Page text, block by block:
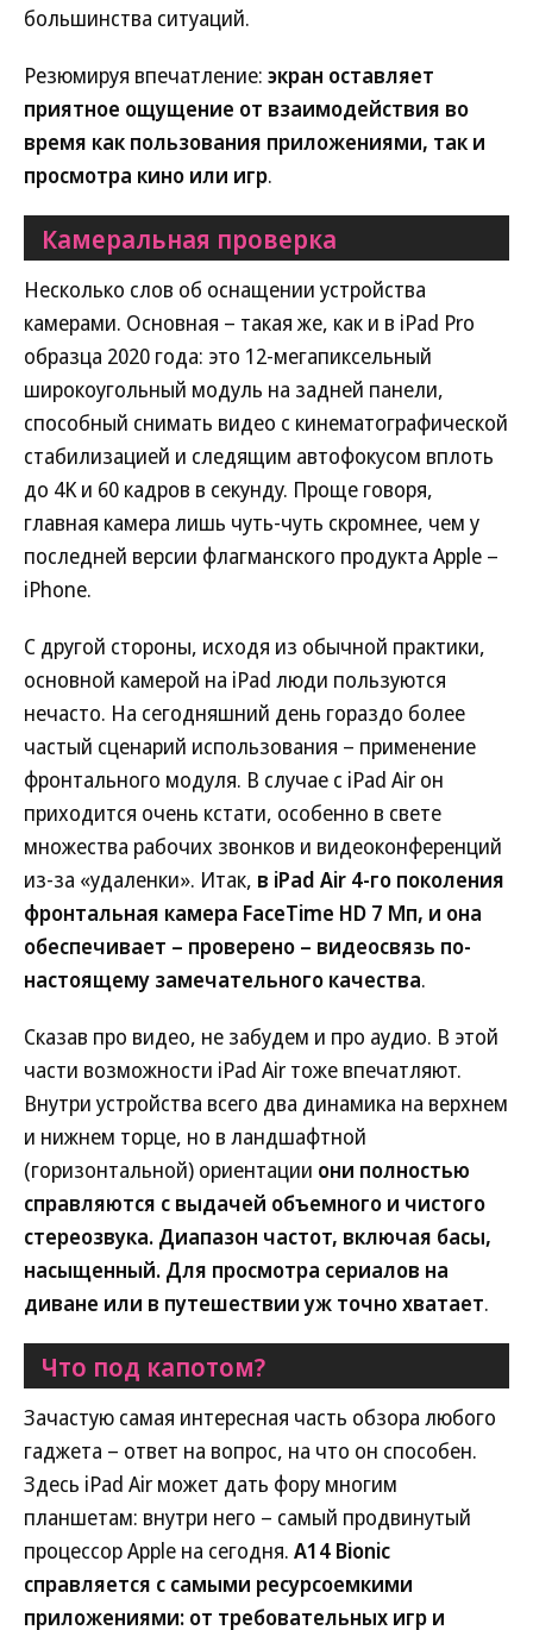
большинства ситуаций.
Резюмируя впечатление: экран оставляет
приятное ощущение от взаимодействия во
время как пользования приложениями, так и
просмотра кино или игр.
Камеральная проверка
Несколько слов об оснащении устройства
камерами. Основная – такая же, как и в iPad Pro
образца 2020 года: это 12-мегапиксельный
широкоугольный модуль на задней панели,
способный снимать видео с кинематографической
стабилизацией и следящим автофокусом вплоть
до 4K и 60 кадров в секунду. Проще говоря,
главная камера лишь чуть-чуть скромнее, чем у
последней версии флагманского продукта Apple –
iPhone.
С другой стороны, исходя из обычной практики,
основной камерой на iPad люди пользуются
нечасто. На сегодняшний день гораздо более
частый сценарий использования – применение
фронтального модуля. В случае с iPad Air он
приходится очень кстати, особенно в свете
множества рабочих звонков и видеоконференций
из-за «удаленки». Итак, в iPad Air 4-го поколения
фронтальная камера FaceTime HD 7 Мп, и она
обеспечивает – проверено – видеосвязь по-
настоящему замечательного качества.
Сказав про видео, не забудем и про аудио. В этой
части возможности iPad Air тоже впечатляют.
Внутри устройства всего два динамика на верхнем
и нижнем торце, но в ландшафтной
(горизонтальной) ориентации они полностью
справляются с выдачей объемного и чистого
стереозвука. Диапазон частот, включая басы,
насыщенный. Для просмотра сериалов на
диване или в путешествии уж точно хватает.
Что под капотом?
Зачастую самая интересная часть обзора любого
гаджета – ответ на вопрос, на что он способен.
Здесь iPad Air может дать фору многим
планшетам: внутри него – самый продвинутый
процессор Apple на сегодня. A14 Bionic
справляется с самыми ресурсоемкими
приложениями: от требовательных игр и